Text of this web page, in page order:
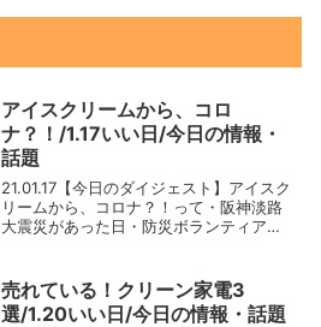
アイスクリームから、コロ
ナ？！/1.17いい日/今日の情報・
話題
21.01.17【今日のダイジェスト】アイスク
リームから、コロナ？！って・阪神淡路
大震災があった日・防災ボランティアの
売れている！クリーン家電3
選/1.20いい日/今日の情報・話題